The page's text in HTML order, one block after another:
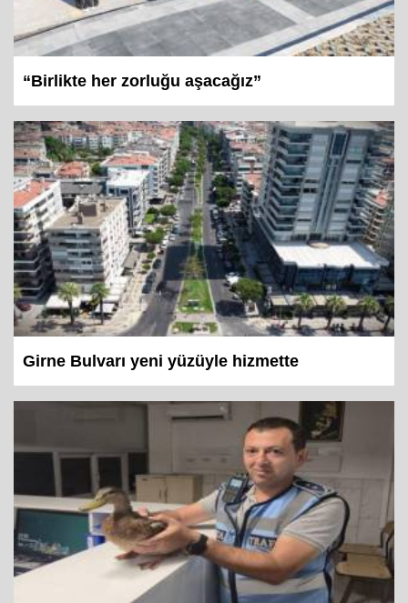
“Birlikte her zorluğu aşacağız”
Girne Bulvarı yeni yüzüyle hizmette